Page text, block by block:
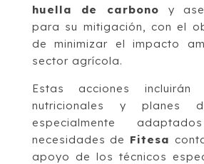
huella de carbono y
para su mitigación, con el
de minimizar el impacto
sector agrícola.
Estas acciones incluirán
nutricionales y planes
especialmente
necesidades de Fitesa
apoyo de los técnicos